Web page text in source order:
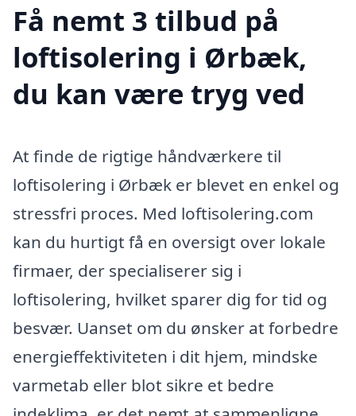
Få nemt 3 tilbud på
loftisolering i Ørbæk,
du kan være tryg ved
At finde de rigtige håndværkere til
loftisolering i Ørbæk er blevet en enkel og
stressfri proces. Med loftisolering.com
kan du hurtigt få en oversigt over lokale
firmaer, der specialiserer sig i
loftisolering, hvilket sparer dig for tid og
besvær. Uanset om du ønsker at forbedre
energieffektiviteten i dit hjem, mindske
varmetab eller blot sikre et bedre